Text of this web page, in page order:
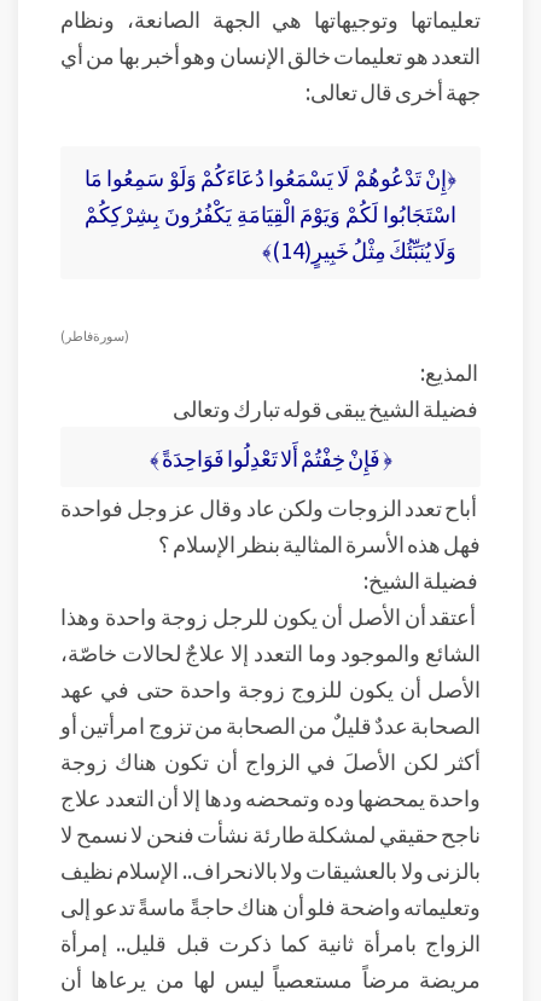
تعليماتها وتوجيهاتها هي الجهة الصانعة، ونظام
التعدد هو تعليمات خالق الإنسان وهو أخبر بها من أي
جهة أخرى قال تعالى:
﴿إِنْ تَدْعُوهُمْ لَا يَسْمَعُوا دُعَاءَكُمْ وَلَوْ سَمِعُوا مَا
اسْتَجَابُوا لَكُمْ وَيَوْمَ الْقِيَامَةِ يَكْفُرُونَ بِشِرْكِكُمْ
وَلَا يُنَبِّئُكَ مِثْلُ خَبِيرٍ(14)﴾
(سورة فاطر)
المذيع:
فضيلة الشيخ يبقى قوله تبارك وتعالى
﴿ فَإِنْ خِفْتُمْ أَلا تَعْدِلُوا فَوَاحِدَةً ﴾
أباح تعدد الزوجات ولكن عاد وقال عز وجل فواحدة
فهل هذه الأسرة المثالية بنظر الإسلام ؟
فضيلة الشيخ:
أعتقد أن الأصل أن يكون للرجل زوجة واحدة وهذا
الشائع والموجود وما التعدد إلا علاجٌ لحالات خاصّة،
الأصل أن يكون للزوج زوجة واحدة حتى في عهد
الصحابة عددٌ قليلٌ من الصحابة من تزوج امرأتين أو
أكثر لكن الأصلَ في الزواج أن تكون هناك زوجة
واحدة يمحضها وده وتمحضه ودها إلا أن التعدد علاج
ناجح حقيقي لمشكلة طارئة نشأت فنحن لا نسمح لا
بالزنى ولا بالعشيقات ولا بالانحراف.. الإسلام نظيف
وتعليماته واضحة فلو أن هناك حاجةً ماسةً تدعو إلى
الزواج بامرأة ثانية كما ذكرت قبل قليل.. إمرأة
مريضة مرضاً مستعصياً ليس لها من يرعاها أن